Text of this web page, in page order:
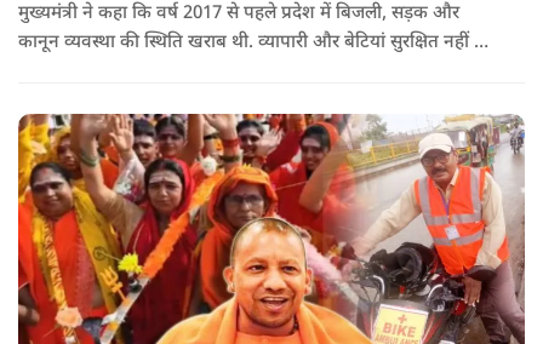
मुख्यमंत्री ने कहा कि वर्ष 2017 से पहले प्रदेश में बिजली, सड़क और
कानून व्यवस्था की स्थिति खराब थी. व्यापारी और बेटियां सुरक्षित नहीं थीं.
हस्तशिल्पियों को उठाना पड़ा.